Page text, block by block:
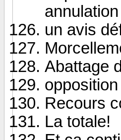
un avis
Abattage
Recours
La totale!